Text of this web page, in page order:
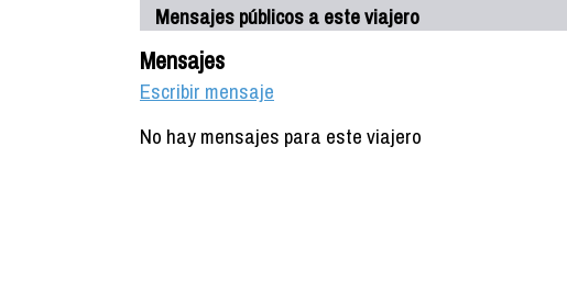
Mensajes públicos a este viajero
Mensajes
Escribir mensaje
No hay mensajes para este viajero